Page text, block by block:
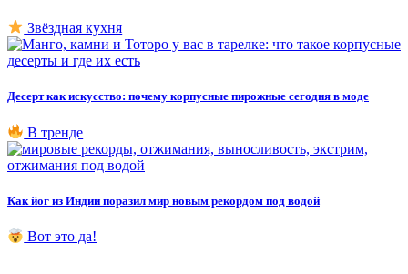
Звёздная кухня
Десерт как искусство: почему корпусные пирожные сегодня в моде
В тренде
Как йог из Индии поразил мир новым рекордом под водой
Вот это да!